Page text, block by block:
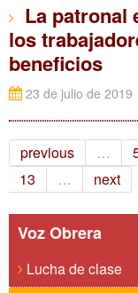
La patronal
los
beneficios
23 de julio de 2019
previous …
13
… next
Voz Obrera
Lucha de clase